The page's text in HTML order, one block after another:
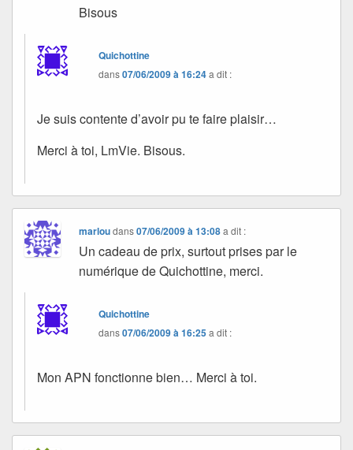
Bisous
Quichottine
dans07/06/2009 à 16:24a dit :
Je suis contente d’avoir pu te faire plaisir…
Merci à toi, LmVie. Bisous.
marloudans07/06/2009 à 13:08 a dit :
Un cadeau de prix, surtout prises par le
numérique de Quichottine, merci.
Quichottine
dans07/06/2009 à 16:25a dit :
Mon APN fonctionne bien… Merci à toi.